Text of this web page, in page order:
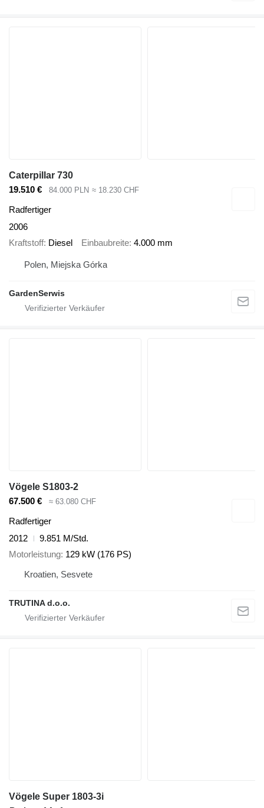
Caterpillar 730
19.510 €
84.000 PLN ≈ 18.230 CHF
Radfertiger
2006
Kraftstoff Diesel Einbaubreite 4.000 mm
Polen, Miejska Górka
GardenSerwis
Vögele S1803-2
67.500 €
≈ 63.080 CHF
Radfertiger
2012
9.851 M/Std.
Motorleistung 129 kW (176 PS)
Kroatien, Sesvete
TRUTINA d.o.o.
Vögele Super 1803-3i